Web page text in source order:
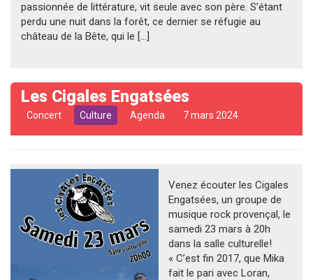
passionnée de littérature, vit seule avec son père. S’étant
perdu une nuit dans la forêt, ce dernier se réfugie au
château de la Bête, qui le […]
Les Cigales Engatsées
Concert Culture Agenda 7 mars 2024
Venez écouter les Cigales
Engatsées, un groupe de
musique rock provençal, le
samedi 23 mars à 20h
dans la salle culturelle!
« C’est fin 2017, que Mika
fait le pari avec Loran,